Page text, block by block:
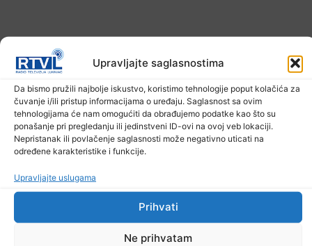
Upravljajte saglasnostima
Da bismo pružili najbolje iskustvo, koristimo tehnologije poput kolačića za
čuvanje i/ili pristup informacijama o uređaju. Saglasnost sa ovim
tehnologijama će nam omogućiti da obrađujemo podatke kao što su
ponašanje pri pregledanju ili jedinstveni ID-ovi na ovoj veb lokaciji.
Nepristanak ili povlačenje saglasnosti može negativno uticati na
određene karakteristike i funkcije.
Upravljajte uslugama
Prihvati
Ne prihvatam
Upozorenje za narednih sedam dana: Požari
prijete Balkanu, u rizičnoj zoni nalazi se i BiH
6. Augusta 2026.